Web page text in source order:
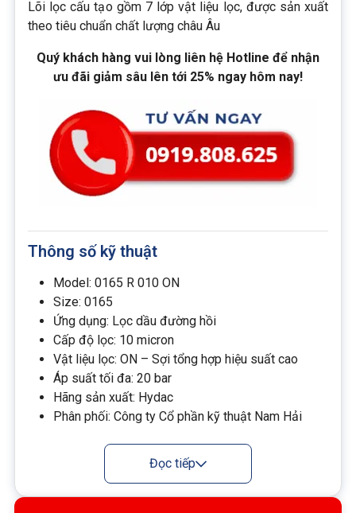
Lõi lọc cấu tạo gồm 7 lớp vật liệu lọc, được sản xuất
theo tiêu chuẩn chất lượng châu Âu
Quý khách hàng vui lòng liên hệ Hotline để nhận
ưu đãi giảm sâu lên tới 25% ngay hôm nay!
Thông số kỹ thuật
Model: 0165 R 010 ON
Size: 0165
Ứng dụng: Lọc dầu đường hồi
Cấp độ lọc: 10 micron
Vật liệu lọc: ON – Sợi tổng hợp hiệu suất cao
Áp suất tối đa: 20 bar
Hãng sản xuất: Hydac
Phân phối: Công ty Cổ phần kỹ thuật Nam Hải
Thay lõi lọc định kỳ 6–12 tháng/lần hoặc ngay khi
Đọc tiếp